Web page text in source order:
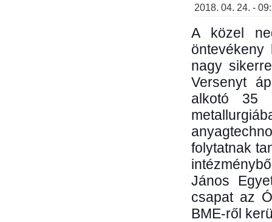
2018. 04. 24. -
A közel
nagy
Versenyt
alkotó 35
folytatnak
János
csapat az
BME-ről